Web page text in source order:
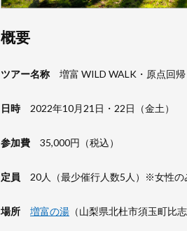
概要
ツアー名称 増富 WILD WALK・原点回
日時 2022年10月21日・22日（金土）
参加費 35,000円（税込）
定員 20人（最少催行人数5人）※女性の
場所 増富の湯 （山梨県北杜市須玉町